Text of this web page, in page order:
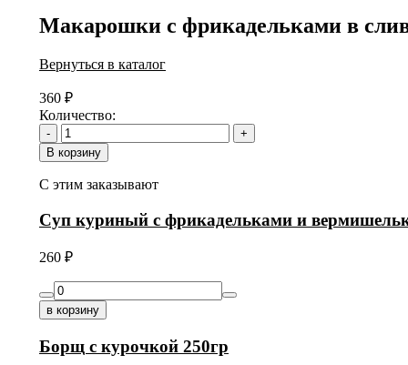
Макарошки с фрикадельками в
Вернуться в каталог
360 ₽
Количество:
-
+
В корзину
С этим заказывают
Суп куриный с фрикадельками и
260 ₽
в корзину
Борщ с курочкой 250гр